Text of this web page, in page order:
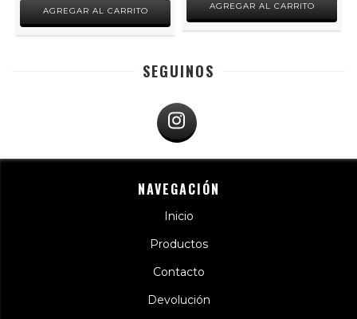
AGREGAR AL CARRITO AGREGAR AL CARRITO
SEGUINOS
NAVEGACIÓN
Inicio
Productos
Contacto
Devolución